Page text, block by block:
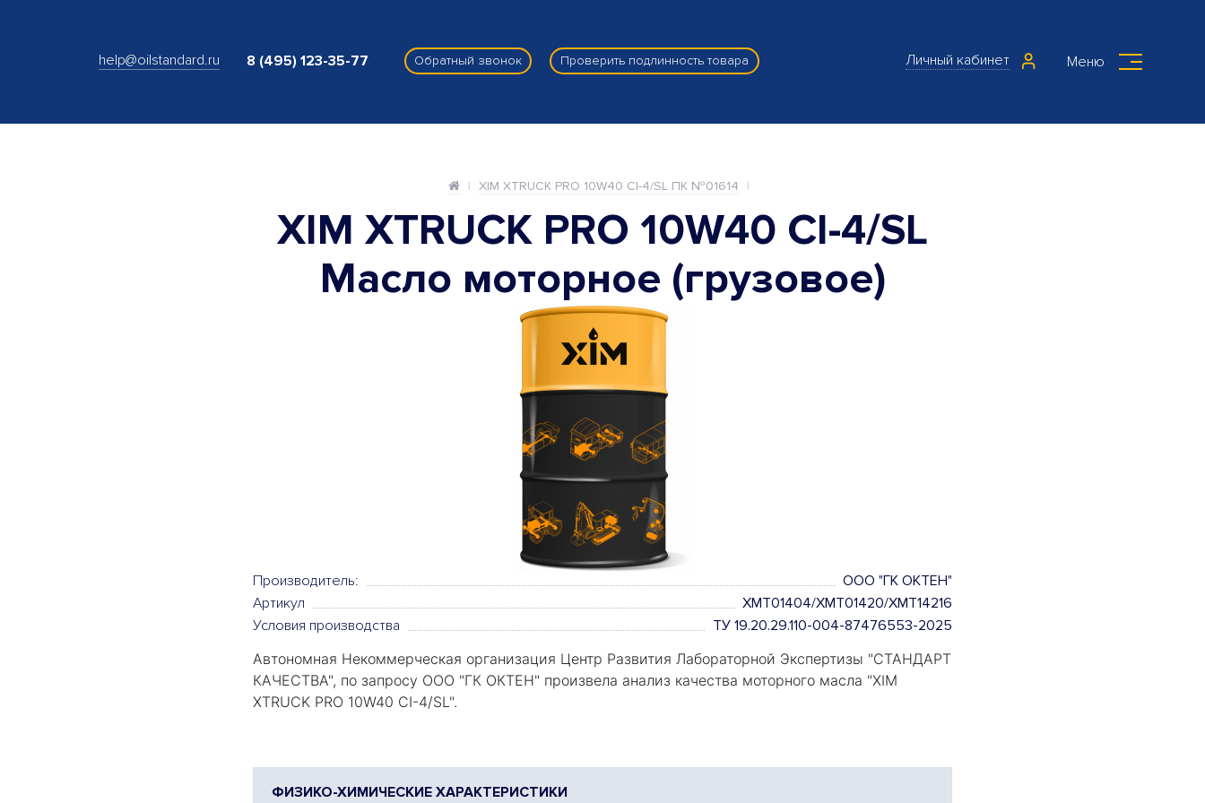
help@oilstandard.ru 8 (495) 123-35-77 Обратный звонок Проверить подлинность товара Личный кабинет Меню
XIM XTRUCK PRO 10W40 CI-4/SL ПК №01614
XIM XTRUCK PRO 10W40 CI-4/SL
Масло моторное (грузовое)
Производитель:
ООО "ГК ОКТЕН"
Артикул
XMT01404/XMT01420/XMT14216
Условия производства
ТУ 19.20.29.110-004-87476553-2025
Автономная Некоммерческая организация Центр Развития Лабораторной Экспертизы "СТАНДАРТ
КАЧЕСТВА", по запросу ООО "ГК ОКТЕН" произвела анализ качества моторного масла "XIM
XTRUCK PRO 10W40 CI-4/SL".
ФИЗИКО-ХИМИЧЕСКИЕ ХАРАКТЕРИСТИКИ